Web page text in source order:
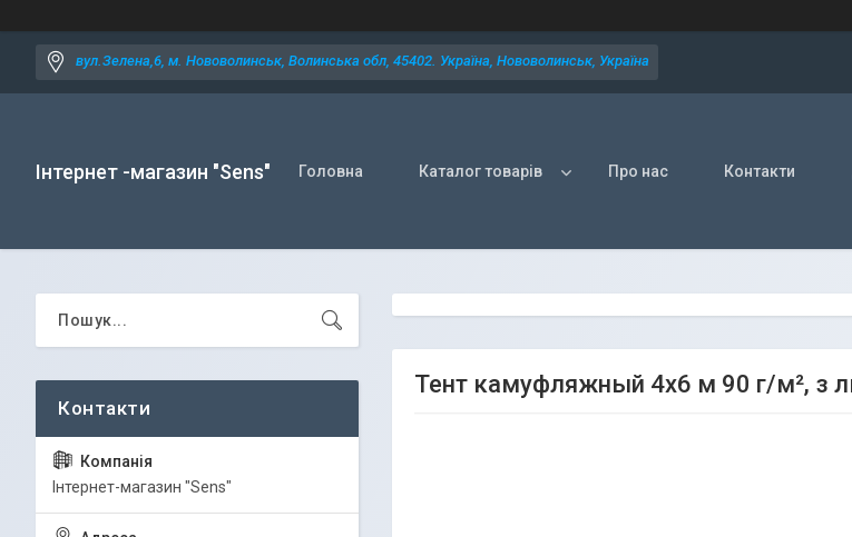
вул.Зелена,6, м. Нововолинськ, Волинська обл, 45402. Україна, Нововолинськ, Україна
Інтернет -магазин "Sens" Головна Каталог товарів Про нас Контакти
Тент камуфляжный 4х6 м 90 г/м², з
Iнтернет-магазин "Sens"